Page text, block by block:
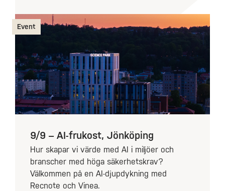
Event
9/9 – AI-frukost, Jönköping
Hur skapar vi värde med AI i miljöer och
branscher med höga säkerhetskrav?
Välkommen på en AI-djupdykning med
Recnote och Vinea.